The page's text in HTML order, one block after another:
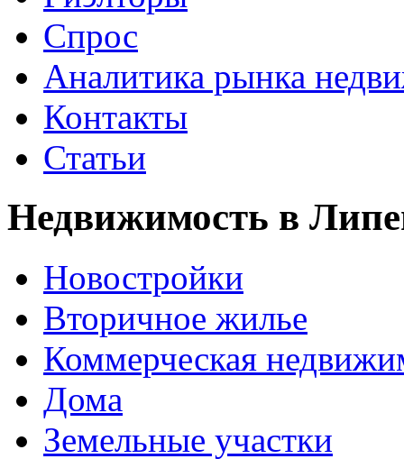
Спрос
Аналитика рынка
Контакты
Статьи
Недвижимость в
Новостройки
Вторичное жилье
Коммерческая
Дома
Земельные участки